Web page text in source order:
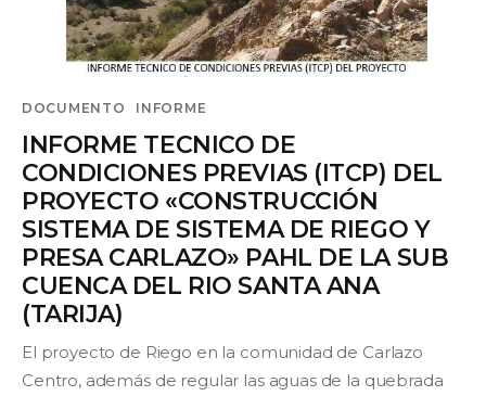
SIG-A.G.U.A
Documentos
Contacto
DOCUMENTO INFORME
INFORME TECNICO DE
CONDICIONES PREVIAS (ITCP) DEL
PROYECTO «CONSTRUCCIÓN
SISTEMA DE SISTEMA DE RIEGO Y
PRESA CARLAZO» PAHL DE LA SUB
CUENCA DEL RIO SANTA ANA
(TARIJA)
El proyecto de Riego en la comunidad de Carlazo
Centro, además de regular las aguas de la quebrada